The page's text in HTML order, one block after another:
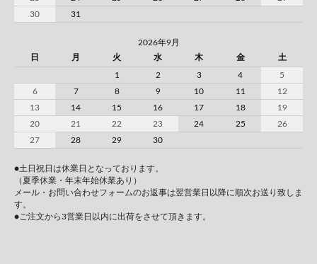
30
31
2026年9月
日
月 火 水 木 金 土
1 2 3 4
5
6
7 8 9 10 11
12
13
14 15 16 17 18
19
20
21 22 23 24 25
26
27
28 29 30
●土日祝日は休業日となっております。
（夏季休業・年末年始休業あり）
メール・お問い合わせフォームのお返事は翌営業日以降に順次お送り致しま
す。
●ご注文から3営業日以内に出荷をさせて頂きます。